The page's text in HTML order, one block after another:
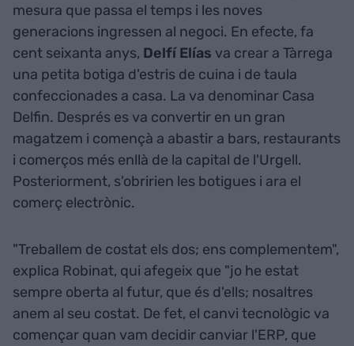
mesura que passa el temps i les noves
generacions ingressen al negoci. En efecte, fa
cent seixanta anys, Delfí Elías va crear a Tàrrega
una petita botiga d'estris de cuina i de taula
confeccionades a casa. La va denominar Casa
Delfin. Després es va convertir en un gran
magatzem i començà a abastir a bars, restaurants
i comerços més enllà de la capital de l'Urgell.
Posteriorment, s'obririen les botigues i ara el
comerç electrònic.
"Treballem de costat els dos; ens complementem",
explica Robinat, qui afegeix que "jo he estat
sempre oberta al futur, que és d'ells; nosaltres
anem al seu costat. De fet, el canvi tecnològic va
començar quan vam decidir canviar l'ERP, que